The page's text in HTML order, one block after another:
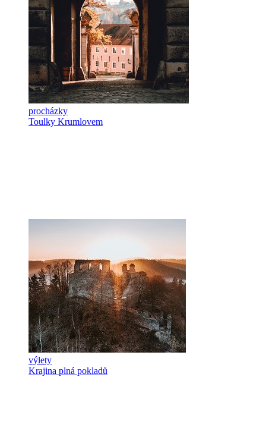
procházky
Toulky Krumlovem
výlety
Krajina plná pokladů